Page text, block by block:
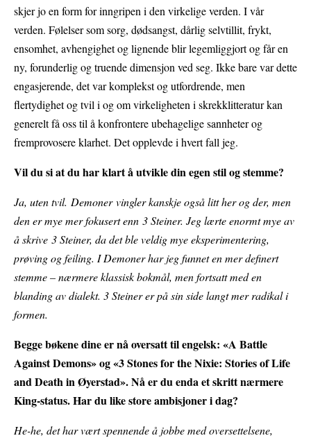
skjer jo en form for inngripen i den virkelige verden. I vår
verden. Følelser som sorg, dødsangst, dårlig selvtillit, frykt,
ensomhet, avhengighet og lignende blir legemliggjort og får en
ny, forunderlig og truende dimensjon ved seg. Ikke bare var dette
engasjerende, det var komplekst og utfordrende, men
flertydighet og tvil i og om virkeligheten i skrekklitteratur kan
generelt få oss til å konfrontere ubehagelige sannheter og
fremprovosere klarhet. Det opplevde i hvert fall jeg.
Vil du si at du har klart å utvikle din egen stil og stemme?
Ja, uten tvil. Demoner vingler kanskje også litt her og der, men
den er mye mer fokusert enn 3 Steiner. Jeg lærte enormt mye av
å skrive 3 Steiner, da det ble veldig mye eksperimentering,
prøving og feiling. I Demoner har jeg funnet en mer definert
stemme – nærmere klassisk bokmål, men fortsatt med en
blanding av dialekt. 3 Steiner er på sin side langt mer radikal i
formen.
Begge bøkene dine er nå oversatt til engelsk: «A Battle
Against Demons» og «3 Stones for the Nixie: Stories of Life
and Death in Øyerstad». Nå er du enda et skritt nærmere
King-status. Har du like store ambisjoner i dag?
He-he, det har vært spennende å jobbe med oversettelsene,